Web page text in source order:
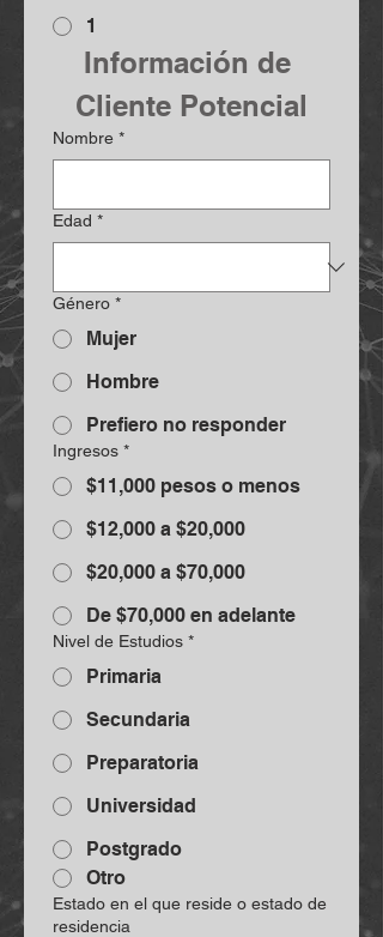
1
Información de
Cliente Potencial
Nombre *
Edad *
Género *
Mujer
Hombre
Prefiero no responder
Ingresos *
$11,000 pesos o menos
$12,000 a $20,000
$20,000 a $70,000
De $70,000 en adelante
Nivel de Estudios *
Primaria
Secundaria
Preparatoria
Universidad
Postgrado
Otro
Estado en el que reside o estado de
residencia